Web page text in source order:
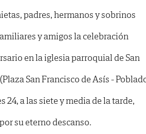
padres, hermanos y sobrinos
y amigos la celebración
en la iglesia parroquial de San
San Francisco de Asís -
24, a las siete y media de la tarde,
su eterno descanso.